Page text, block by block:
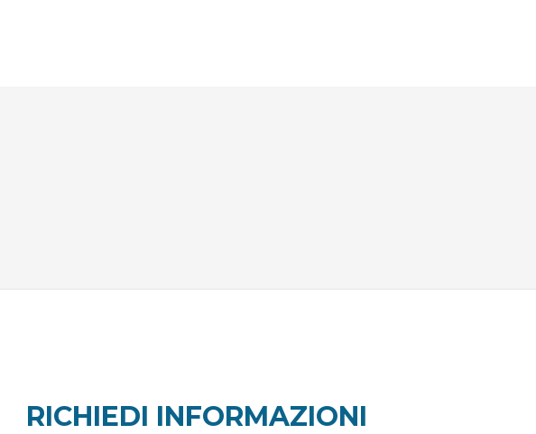
RICHIEDI INFORMAZIONI